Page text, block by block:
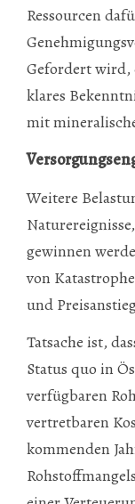
Ressourcen
Gefordert wird,
klares
mit
Weitere
gewinnen
von
und
Tatsache ist,
Status quo in
verfügbaren
vertretbaren
kommenden